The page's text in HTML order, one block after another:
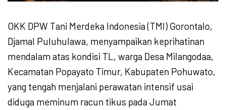
OKK DPW Tani Merdeka Indonesia (TMI) Gorontalo,
Djamal Puluhulawa, menyampaikan keprihatinan
mendalam atas kondisi TL, warga Desa Milangodaa,
Kecamatan Popayato Timur, Kabupaten Pohuwato,
yang tengah menjalani perawatan intensif usai
diduga meminum racun tikus pada Jumat